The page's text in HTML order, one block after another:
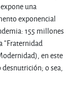
una
exponencial
155 millones
“Fraternidad
en este
o sea,